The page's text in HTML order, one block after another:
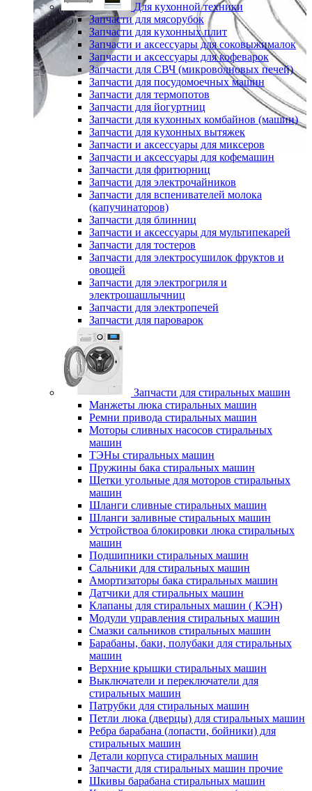
Для кухонной техники
Запчасти для мясорубок
Запчасти для кухонных плит
Запчасти и аксессуары для соковыжималок
Запчасти и аксессуары для кофеварок
Запчасти для СВЧ (микроволновых печей)
Запчасти для посудомоечных машин
Запчасти для термопотов
Запчасти для йогуртниц
Запчасти для кухонных комбайнов (машин)
Запчасти для кухонных вытяжек
Запчасти и аксессуары для миксеров
Запчасти и аксессуары для кофемашин
Запчасти для фритюрниц
Запчасти для электрочайников
Запчасти для вспенивателей молока
(капучинаторов)
Запчасти для блинниц
Запчасти и аксессуары для мультипекарей
Запчасти для тостеров
Запчасти для электросушилок фруктов и
овощей
Запчасти для электрогриля и
электрошашлычниц
Запчасти для электропечей
Запчасти для пароварок
Запчасти для стиральных машин
Манжеты люка стиральных машин
Ремни привода стиральных машин
Моторы сливных насосов стиральных
машин
ТЭНы стиральных машин
Пружины бака стиральных машин
Щетки угольные для моторов стиральных
машин
Шланги сливные стиральных машин
Шланги заливные стиральных машин
Устройствоа блокировки люка стиральных
машин
Подшипники стиральных машин
Сальники для стиральных машин
Амортизаторы бака стиральных машин
Датчики для стиральных машин
Клапаны для стиральных машин ( КЭН)
Модули управления стиральных машин
Смазки сальников стиральных машин
Барабаны, баки, полубаки для стиральных
машин
Верхние крышки стиральных машин
Выключатели и переключатели для
стиральных машин
Патрубки для стиральных машин
Петли люка (дверцы) для стиральных машин
Ребра барабана (лопасти, бойники) для
стиральных машин
Детали корпуса стиральных машин
Запчасти для стиральных машин прочие
Шкивы барабана стиральных машин